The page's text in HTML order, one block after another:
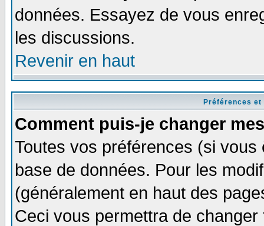
données. Essayez de vous
les discussions.
Revenir en haut
Préférences
Comment puis-je changer
Toutes vos préférences (si
base de données. Pour les
(généralement en haut des
Ceci vous permettra de